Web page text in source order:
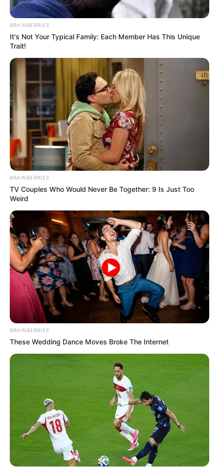
BRAINBERRIES
It's Not Your Typical Family: Each Member Has This Unique
Trait!
BRAINBERRIES
TV Couples Who Would Never Be Together: 9 Is Just Too
Weird
BRAINBERRIES
These Wedding Dance Moves Broke The Internet